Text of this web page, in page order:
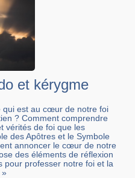
et kérygme
qui est au cœur de notre foi
? Comment comprendre
vérités de foi que les
des Apôtres et le Symbole
annoncer le cœur de notre
des éléments de réflexion
pour professer notre foi et la
»